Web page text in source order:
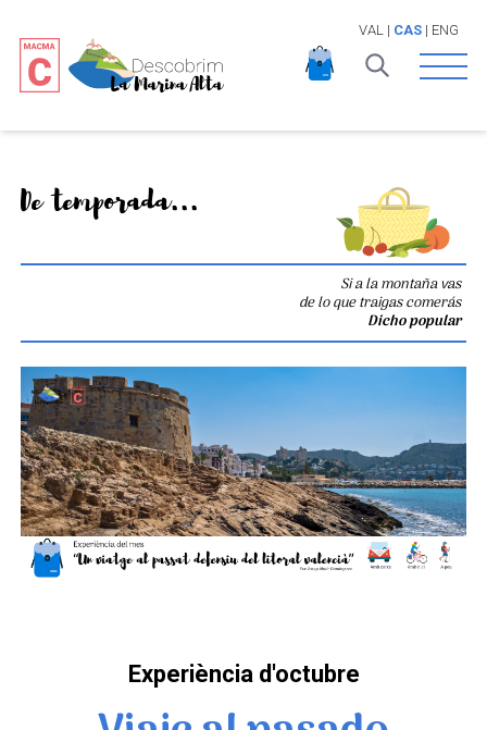
VAL | CAS| ENG
Open
De temporada...
Si a la montaña vas
de lo que traigas comerás
Dicho popular
Experiència d'octubre